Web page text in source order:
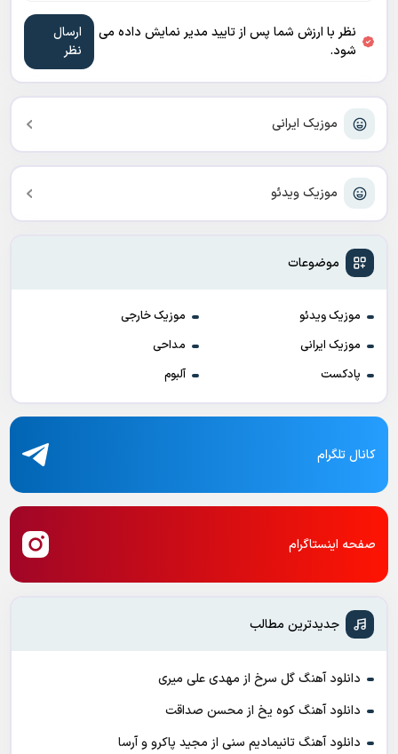
موزیک ایرانی
موزیک ویدئو
موضوعات
موزیک ویدئو
موزیک خارجی
موزیک ایرانی
مداحی
پادکست
آلبوم
نظر با ارزش شما پس از تایید مدیر نمایش داده می
شود.
کانال تلگرام
صفحه اینستاگرام
جدیدترین مطالب
دانلود آهنگ گل سرخ از مهدی علی میری
دانلود آهنگ کوه یخ از محسن صداقت
دانلود آهنگ تانیمادیم سنی از مجید پاکرو و آرسا